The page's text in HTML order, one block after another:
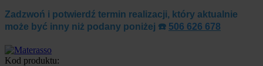
Zadzwoń i potwierdź termin realizacji, który aktualnie
może być inny niż podany poniżej ☎️ 506 626 678
Kod produktu: